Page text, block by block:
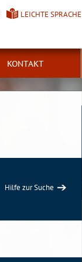
LEICHTE SPRACHE
KONTAKT
Hilfe zur Suche